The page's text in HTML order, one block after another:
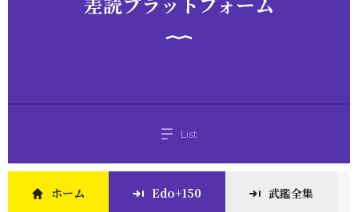
List
ホーム Edo+150 武鑑全集